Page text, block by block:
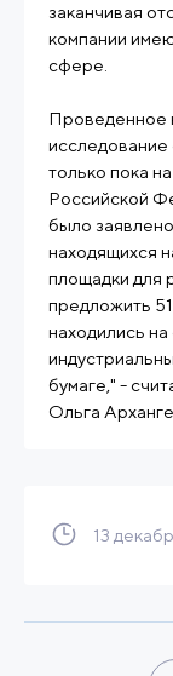
заканчивая
компании
сфере.
Проведенное
исследование
только пока
Российской
было
находящихся
площадки для
предложить
находились
бумаге," -
Ольга
13